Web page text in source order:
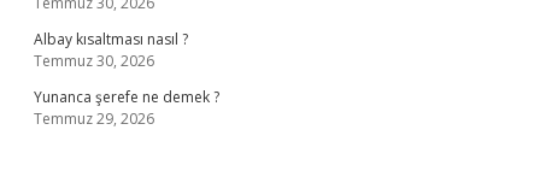
Albay kısaltması nasıl ?
Temmuz 30, 2026
Yunanca şerefe ne demek ?
Temmuz 29, 2026